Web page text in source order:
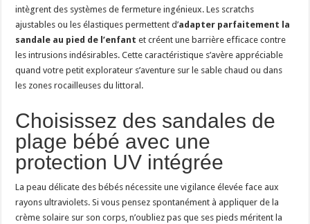
intègrent des systèmes de fermeture ingénieux. Les scratchs
ajustables ou les élastiques permettent d’adapter parfaitement la
sandale au pied de l’enfant et créent une barrière efficace contre
les intrusions indésirables. Cette caractéristique s’avère appréciable
quand votre petit explorateur s’aventure sur le sable chaud ou dans
les zones rocailleuses du littoral.
Choisissez des sandales de
plage bébé avec une
protection UV intégrée
La peau délicate des bébés nécessite une vigilance élevée face aux
rayons ultraviolets. Si vous pensez spontanément à appliquer de la
crème solaire sur son corps, n’oubliez pas que ses pieds méritent la